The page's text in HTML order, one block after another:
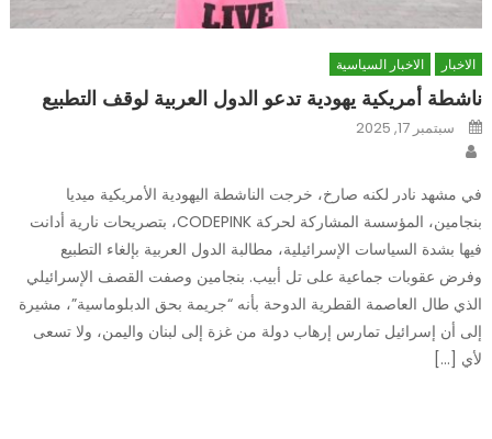
الاخبار الاخبار السياسية
ناشطة أمريكية يهودية تدعو الدول العربية لوقف التطبيع
Posted
onسبتمبر 17, 2025
في مشهد نادر لكنه صارخ، خرجت الناشطة اليهودية الأمريكية ميديا
بنجامين، المؤسسة المشاركة لحركة CODEPINK، بتصريحات نارية أدانت
فيها بشدة السياسات الإسرائيلية، مطالبة الدول العربية بإلغاء التطبيع
وفرض عقوبات جماعية على تل أبيب. بنجامين وصفت القصف الإسرائيلي
الذي طال العاصمة القطرية الدوحة بأنه “جريمة بحق الدبلوماسية”، مشيرة
إلى أن إسرائيل تمارس إرهاب دولة من غزة إلى لبنان واليمن، ولا تسعى
لأي […]